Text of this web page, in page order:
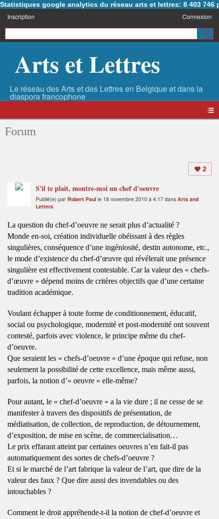
Statistiques google analytics du réseau arts et lettres: 8 403 746
Inscription Connexion
Arts et Lettres
Forum
2
S'il te plaît, montre-moi un chef d'oeuvre
Publié(e) par Robert Paul le 18 novembre 2010 à 4:17 dans Arts and
Letters
La question du chef-d’oeuvre ne serait plus d’actualité ?
Monde en-soi, création individuelle obéissant à des règles
singulières, conséquence d’une ingéniosité, destin autonome, etc.,
le mode d’existence du chef-d’œuvre qui révélerait une présence
singulière est effectivement contestable. Car la valeur des « chefs-
d’œuvre » dépend moins de critères objectifs que d’une certaine
tradition académique.
Voulant échapper à toute forme de conditionnement, éducatif,
social ou psychologique, modernité et post-modernité ont souvent
contesté, parfois avec violence, le principe même du chef-
d’oeuvre.
Que seraient les « chefs-d’oeuvre » d’une époque qui refuse, non
seulement la possibilité de cette excellence, mais même aussi,
parfois, la notion d’« oeuvre » elle-même?
Pour autant, le « chef-d’oeuvre » a la vie dure ; il ne cesse de se
manifester à travers des dispositifs de présentation, de
médiatisation, de collection, de reproduction, de détournement,
d’exposition, de mise en scène, de commercialisation…
Le prix effarant atteint par certaines oeuvres n’en fait-il pas
automatiquement des sortes de chefs-d’oeuvre ?
Et si le marché de l’art fabrique la valeur de l’art, que dire de la
valeur des faux ? Que dire aussi des invendables ou des
intouchables ?
Comment le droit appréhende-t-il la notion de chef-d’oeuvre et